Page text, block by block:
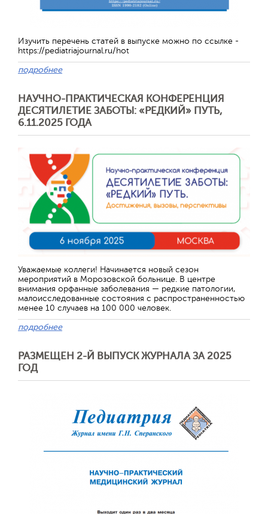
Изучить перечень статей в выпуске можно по ссылке -
https://pediatriajournal.ru/hot
подробнее
НАУЧНО-ПРАКТИЧЕСКАЯ КОНФЕРЕНЦИЯ
ДЕСЯТИЛЕТИЕ ЗАБОТЫ: «РЕДКИЙ» ПУТЬ,
6.11.2025 ГОДА
Уважаемые коллеги! Начинается новый сезон
мероприятий в Морозовской больнице. В центре
внимания орфанные заболевания — редкие патологии,
малоисследованные состояния с распространенностью
менее 10 случаев на 100 000 человек.
подробнее
РАЗМЕЩЕН 2-Й ВЫПУСК ЖУРНАЛА ЗА 2025
ГОД